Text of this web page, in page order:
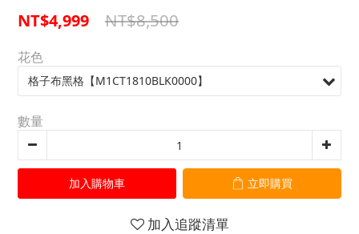
NT$4,999 NT$8,500
花色
數量
加入購物車 立即購買
加入追蹤清單